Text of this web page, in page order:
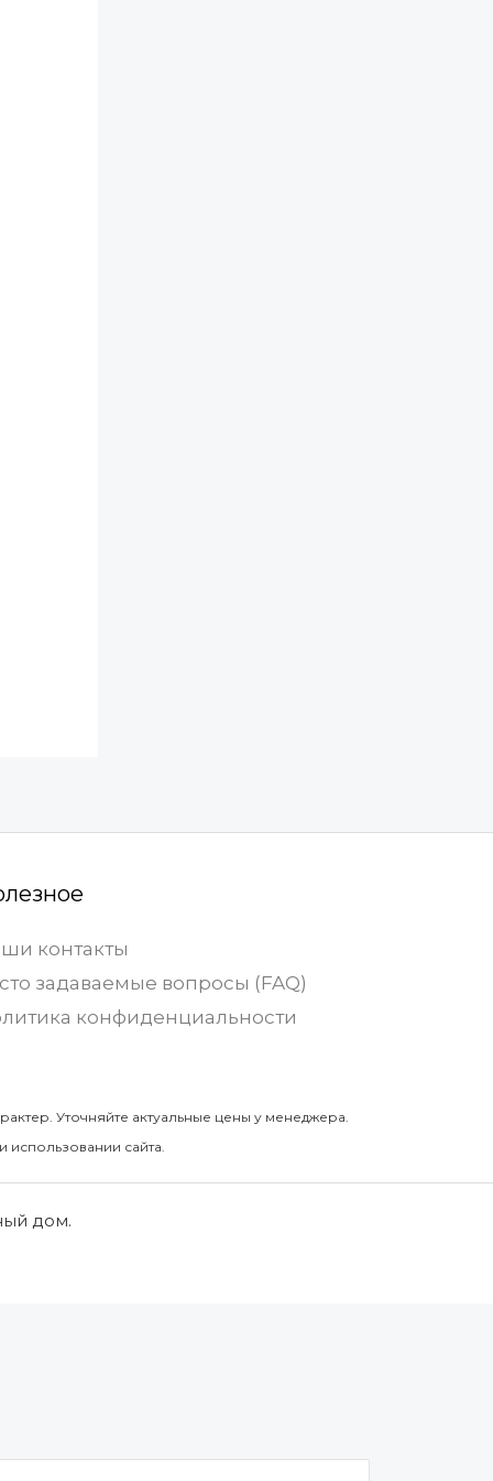
контакты
задаваемые вопросы (FAQ)
конфиденциальности
Уточняйте актуальные цены у менеджера.
сайта.
дом.